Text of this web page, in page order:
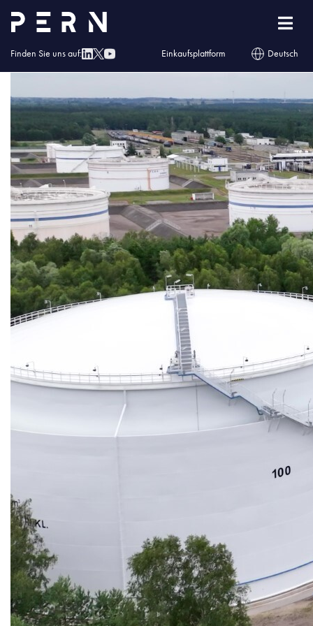
Finden Sie uns auf: Einkaufsplattform Deutsch
2022_06_NWW (174)